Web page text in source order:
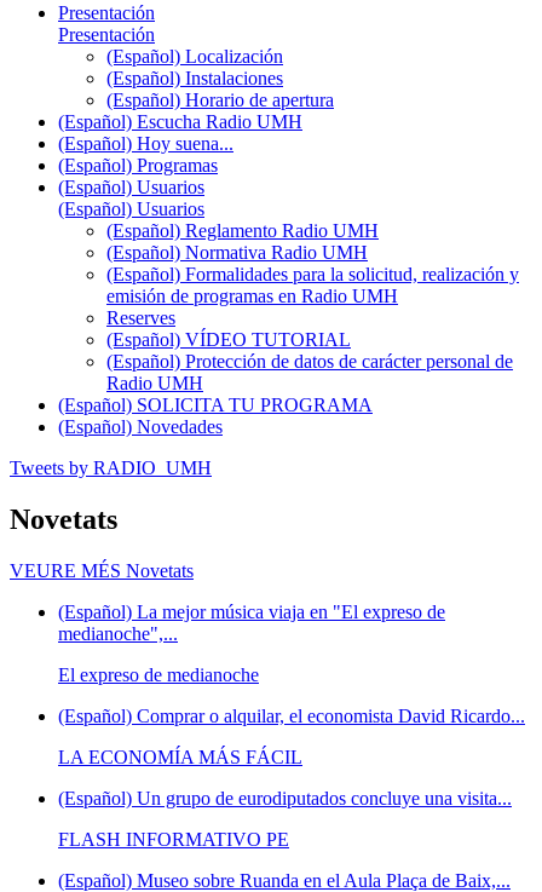
Presentación
Presentación
(Español) Localización
(Español) Instalaciones
(Español) Horario de apertura
(Español) Escucha Radio UMH
(Español) Hoy suena...
(Español) Programas
(Español) Usuarios
(Español) Usuarios
(Español) Reglamento Radio UMH
(Español) Normativa Radio UMH
(Español) Formalidades para la solicitud, realización y
emisión de programas en Radio UMH
Reserves
(Español) VÍDEO TUTORIAL
(Español) Protección de datos de carácter personal de
Radio UMH
(Español) SOLICITA TU PROGRAMA
(Español) Novedades
Tweets by RADIO_UMH
Novetats
VEURE MÉS Novetats
(Español) La mejor música viaja en "El expreso de
medianoche",...
El expreso de medianoche
(Español) Comprar o alquilar, el economista David Ricardo...
LA ECONOMÍA MÁS FÁCIL
(Español) Un grupo de eurodiputados concluye una visita...
FLASH INFORMATIVO PE
(Español) Museo sobre Ruanda en el Aula Plaça de Baix,...